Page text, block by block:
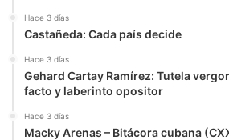
Hace 3 días
Castañeda: Cada país decide
Hace 3 días
Gehard Cartay Ramírez: Tutela
facto y laberinto opositor
Hace 3 días
Macky Arenas – Bitácora cubana